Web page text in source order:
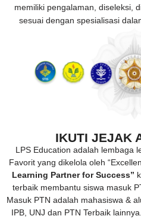
memiliki pengalaman, diseleksi,
sesuai dengan spesialisasi
IKUTI JEJAK
LPS Education adalah lembaga
Favorit yang dikelola oleh
Learning Partner for Success”
terbaik membantu siswa masuk
Masuk PTN adalah mahasiswa &
IPB, UNJ dan PTN Terbaik lainnya.